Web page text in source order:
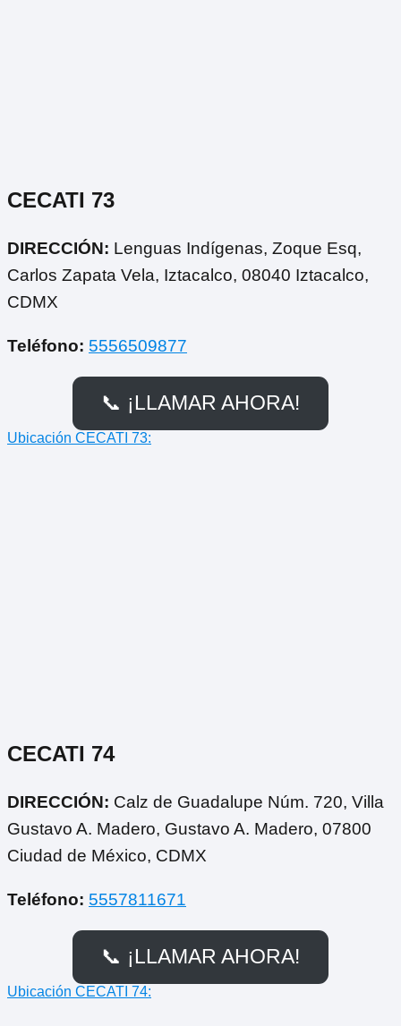
CECATI 73
DIRECCIÓN: Lenguas Indígenas, Zoque Esq,
Carlos Zapata Vela, Iztacalco, 08040 Iztacalco,
CDMX
Teléfono: 5556509877
📞 ¡LLAMAR AHORA!
Ubicación CECATI 73:
CECATI 74
DIRECCIÓN: Calz de Guadalupe Núm. 720, Villa
Gustavo A. Madero, Gustavo A. Madero, 07800
Ciudad de México, CDMX
Teléfono: 5557811671
📞 ¡LLAMAR AHORA!
Ubicación CECATI 74: